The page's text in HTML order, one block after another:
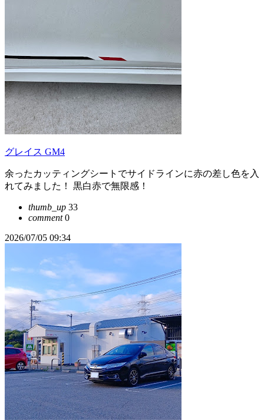
グレイス GM4
余ったカッティングシートでサイドラインに赤の差し色を入
れてみました！ 黒白赤で無限感！
thumb_up 33
comment0
2026/07/05 09:34